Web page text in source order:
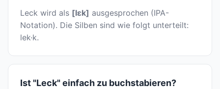
Leck wird als [lɛk] ausgesprochen (IPA-
Notation). Die Silben sind wie folgt unterteilt:
lek·k.
Ist "Leck" einfach zu buchstabieren?